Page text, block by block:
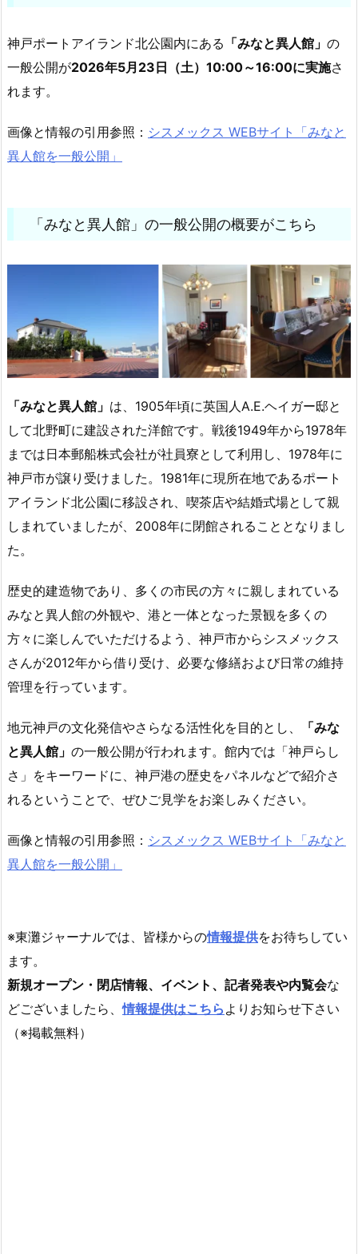
神戸ポートアイランド北公園内にある 「みなと異人館」 の
一般公開が2026年5月23日（土）10:00～16:00に実施さ
れます。
画像と情報の引用参照： シスメックス WEBサイト「みなと
異人館を一般公開」
「みなと異人館」の一般公開の概要がこちら
「みなと異人館」 は、1905年頃に英国人A.E.ヘイガー邸と
して北野町に建設された洋館です。戦後1949年から1978年
までは日本郵船株式会社が社員寮として利用し、1978年に
神戸市が譲り受けました。1981年に現所在地であるポート
アイランド北公園に移設され、喫茶店や結婚式場として親
しまれていましたが、2008年に閉館されることとなりまし
た。
歴史的建造物であり、多くの市民の方々に親しまれている
みなと異人館の外観や、港と一体となった景観を多くの
方々に楽しんでいただけるよう、神戸市からシスメックス
さんが2012年から借り受け、必要な修繕および日常の維持
管理を行っています。
地元神戸の文化発信やさらなる活性化を目的とし、
「みな
と異人館」 の一般公開が行われます。館内では「神戸らし
さ」をキーワードに、神戸港の歴史をパネルなどで紹介さ
れるということで、ぜひご見学をお楽しみください。
画像と情報の引用参照： シスメックス WEBサイト「みなと
異人館を一般公開」
※東灘ジャーナルでは、皆様からの情報提供をお待ちしてい
ます。
新規オープン・閉店情報、イベント、記者発表や内覧会な
どございましたら、情報提供はこちら よりお知らせ下さい
（※掲載無料）